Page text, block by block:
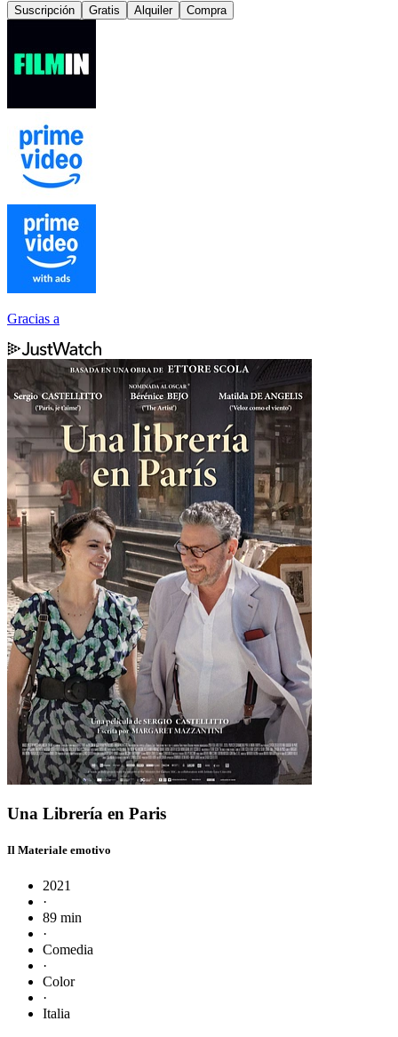
Suscripción Gratis Alquiler Compra
Gracias a
Una Librería en Paris
Il Materiale emotivo
2021
·
89 min
·
Comedia
·
Color
·
Italia